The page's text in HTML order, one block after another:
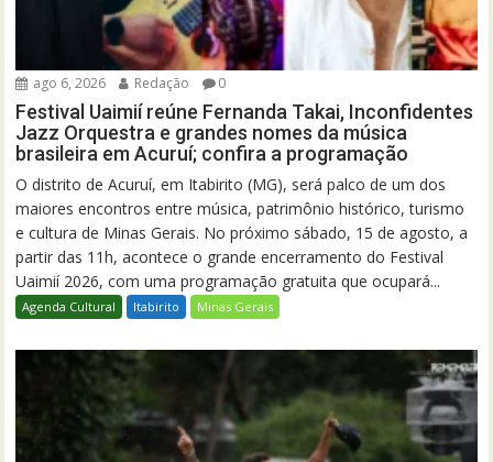
ago 6, 2026 Redação 0
Festival Uaimií reúne Fernanda Takai, Inconfidentes
Jazz Orquestra e grandes nomes da música
brasileira em Acuruí; confira a programação
O distrito de Acuruí, em Itabirito (MG), será palco de um dos
maiores encontros entre música, patrimônio histórico, turismo
e cultura de Minas Gerais. No próximo sábado, 15 de agosto, a
partir das 11h, acontece o grande encerramento do Festival
Uaimií 2026, com uma programação gratuita que ocupará...
Agenda Cultural Itabirito Minas Gerais